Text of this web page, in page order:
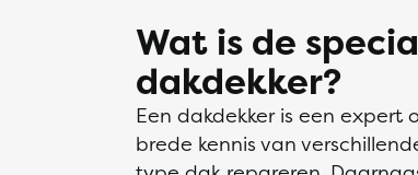
Wat is de
dakdekker?
Een dakdekker is een
brede kennis van